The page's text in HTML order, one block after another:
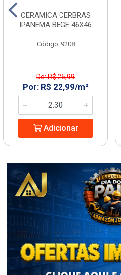
CERAMICA CERBRAS
IPANEMA BEGE 46X46
Código: 9208
De: R$ 25,99
Por: R$ 22,99/m²
Adicionar